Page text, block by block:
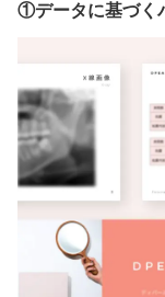
①データに基づく